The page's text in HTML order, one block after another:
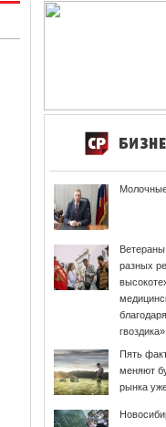
разных
гвоздика»
Пять
меняют
рынка